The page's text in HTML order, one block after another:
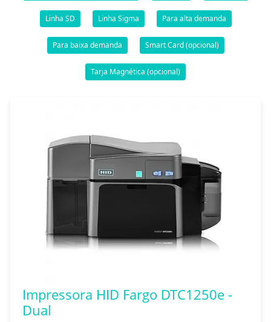
Linha SD Linha Sigma Para alta demanda
Para baixa demanda Smart Card (opcional)
Tarja Magnética (opcional)
Impressora HID Fargo DTC1250e -
Dual